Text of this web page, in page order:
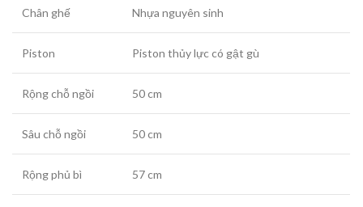
Chân ghế Nhựa nguyên sinh
Piston Piston thủy lực có gật gù
Rộng chỗ ngồi 50 cm
Sâu chỗ ngồi 50 cm
Rộng phủ bì 57 cm